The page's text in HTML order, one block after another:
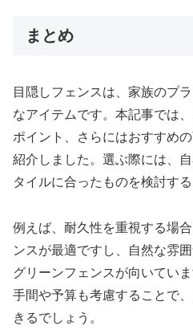
まとめ
目隠しフェンスは、家族のプ
なアイテムです。本記事では
ポイント、さらにはおすすめ
紹介しました。選ぶ際には、
タイルに合ったものを検討する
例えば、耐久性を重視する場
ンスが最適ですし、自然な雰
グリーンフェンスが向いてい
手間や予算も考慮することで
きるでしょう。